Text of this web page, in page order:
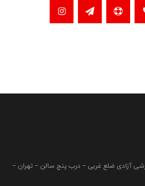
آزادی ضلع غربی – درب پنج سالن – تهران –